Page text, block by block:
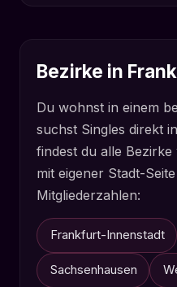
Bezirke in
Du wohnst in einem
suchst Singles direkt
findest du alle
mit eigener Stadt-
Mitgliederzahlen:
Frankfurt-Innenstadt
Sachsenhausen